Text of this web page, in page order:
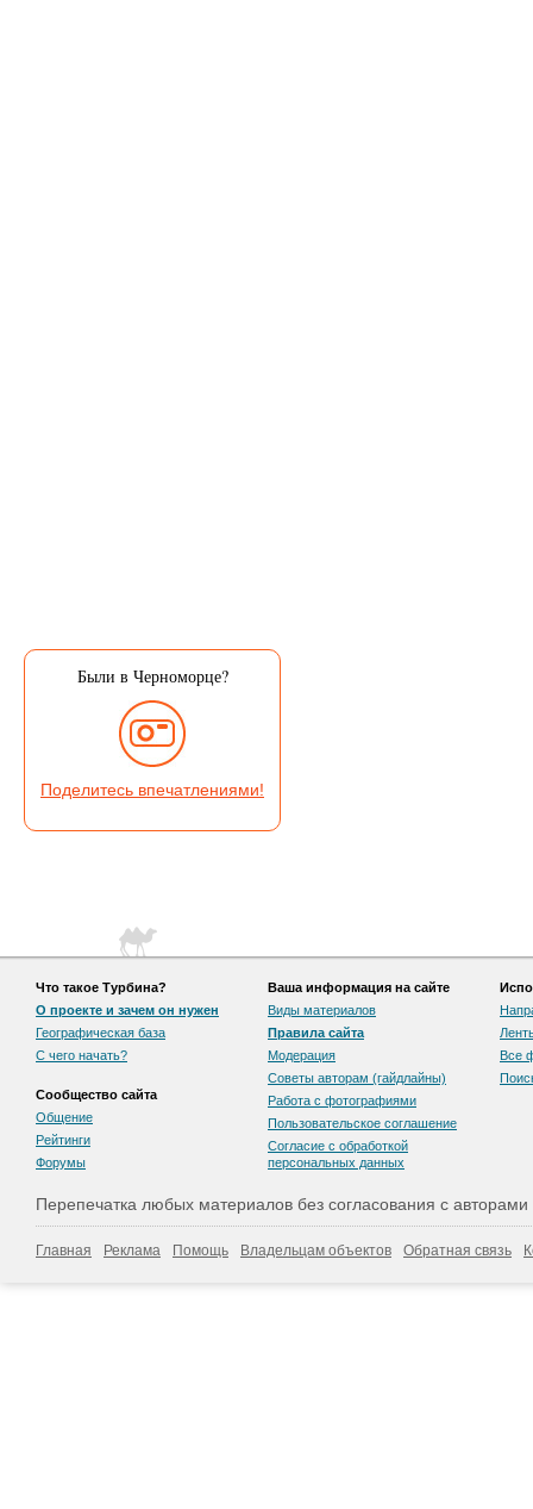
Были в Черноморце?
Поделитесь впечатлениями!
Что такое Турбина?
О проекте и зачем он нужен
Географическая база
С чего начать?
Сообщество сайта
Общение
Рейтинги
Форумы
Ваша информация на сайте
Виды материалов
Правила сайта
Модерация
Советы авторам (гайдлайны)
Работа с фотографиями
Пользовательскоe соглашение
Согласие с обработкой
персональных данных
Все
Перепечатка любых материалов без согласования с
Главная Реклама Помощь Владельцам объектов Обратная связь